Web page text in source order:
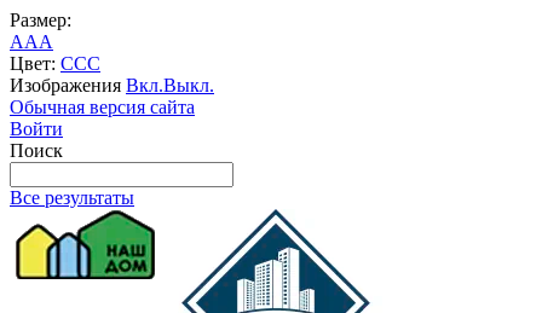
Размер:
AAA
Цвет: CCC
Изображения Вкл.Выкл.
Обычная версия сайта
Войти
Поиск
Все результаты